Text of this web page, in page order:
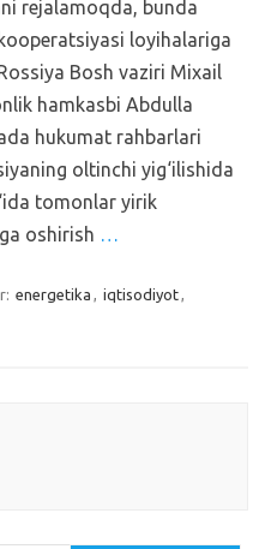
rejalamoqda, bunda
loyihalariga
Bosh vaziri Mixail
hamkasbi Abdulla
hukumat rahbarlari
oltinchi yig‘ilishida
tomonlar yirik
oshirish …
energetika , iqtisodiyot,